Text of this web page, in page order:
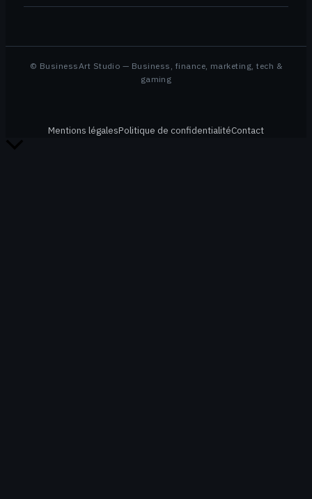
© BusinessArt Studio — Business, finance, marketing, tech &
gaming
Mentions légalesPolitique de confidentialitéContact